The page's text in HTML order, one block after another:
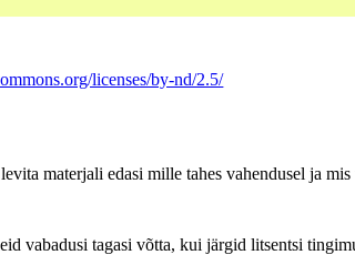
licenses/by-nd/2.5/
materjali edasi mille tahes vahendusel ja
vabadusi tagasi võtta, kui järgid litsentsi